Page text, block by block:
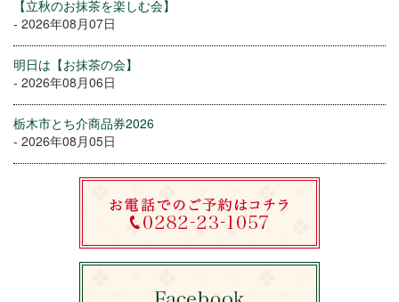
【立秋のお抹茶を楽しむ会】
- 2026年08月07日
明日は【お抹茶の会】
- 2026年08月06日
栃木市とち介商品券2026
- 2026年08月05日